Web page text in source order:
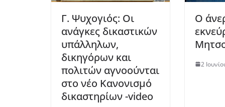
Γ. Ψυχογιός: Οι
ανάγκες δικαστικών
υπάλληλων,
δικηγόρων και
πολιτών αγνοούνται
στο νέο Κανονισμό
δικαστηρίων -video
O
2